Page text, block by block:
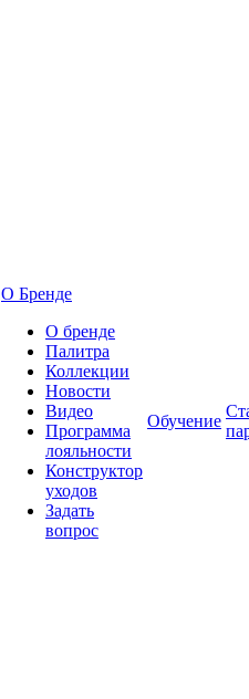
О Бренде
О бренде
Палитра
Коллекции
Новости
Видео
Программа
лояльности
Конструктор
уходов
Задать
вопрос
Обучение